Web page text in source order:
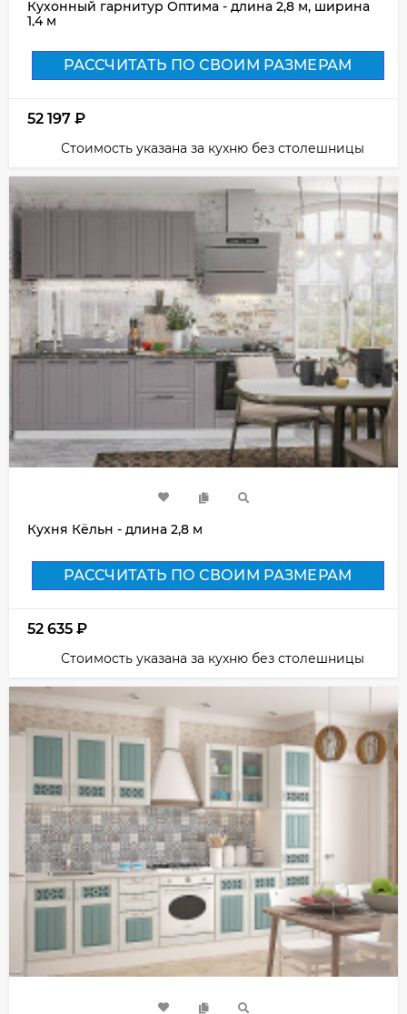
Кухонный гарнитур Оптима - длина 2,8 м, ширина
1,4 м
РАССЧИТАТЬ ПО СВОИМ РАЗМЕРАМ
52 197 ₽
Стоимость указана за кухню без столешницы
Кухня Кёльн - длина 2,8 м
РАССЧИТАТЬ ПО СВОИМ РАЗМЕРАМ
52 635 ₽
Стоимость указана за кухню без столешницы